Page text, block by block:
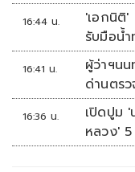
16:44 น.
'เอกนิติ
รับมือน้
16:41 น.
ผู้ว่าฯน
ด่านตร
16:36 น.
เปิดปูม
หลวง'